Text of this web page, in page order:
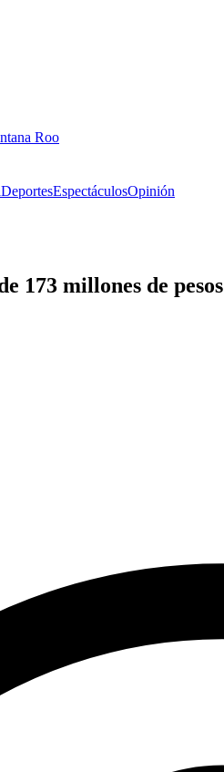
Roo
DeportesEspectáculosOpinión
173 millones de pesos